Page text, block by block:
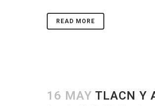
READ MORE
16 MAY TLACN Y